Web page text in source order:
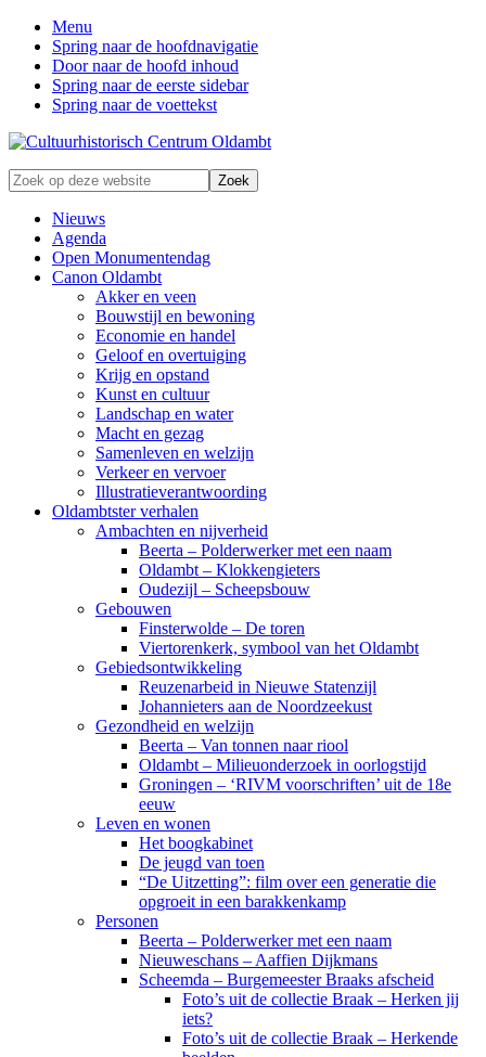
Menu
Spring naar de hoofdnavigatie
Door naar de hoofd inhoud
Spring naar de eerste sidebar
Spring naar de voettekst
Zonder
verleden
geen
toekomst
Zoek
op
deze
website
Nieuws
Agenda
Open Monumentendag
Canon Oldambt
Akker en veen
Bouwstijl en bewoning
Economie en handel
Geloof en overtuiging
Krijg en opstand
Kunst en cultuur
Landschap en water
Macht en gezag
Samenleven en welzijn
Verkeer en vervoer
Illustratieverantwoording
Oldambtster verhalen
Ambachten en nijverheid
Beerta – Polderwerker met een naam
Oldambt – Klokkengieters
Oudezijl – Scheepsbouw
Gebouwen
Finsterwolde – De toren
Viertorenkerk, symbool van het Oldambt
Gebiedsontwikkeling
Reuzenarbeid in Nieuwe Statenzijl
Johannieters aan de Noordzeekust
Gezondheid en welzijn
Beerta – Van tonnen naar riool
Oldambt – Milieuonderzoek in oorlogstijd
Groningen – ‘RIVM voorschriften’ uit de 18e
eeuw
Leven en wonen
Het boogkabinet
De jeugd van toen
“De Uitzetting”: film over een generatie die
opgroeit in een barakkenkamp
Personen
Beerta – Polderwerker met een naam
Nieuweschans – Aaffien Dijkmans
Scheemda – Burgemeester Braaks afscheid
Foto’s uit de collectie Braak – Herken jij
iets?
Foto’s uit de collectie Braak – Herkende